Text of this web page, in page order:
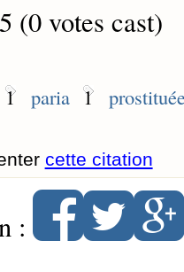
(0 votes cast)
1 paria 1
cette citation
: